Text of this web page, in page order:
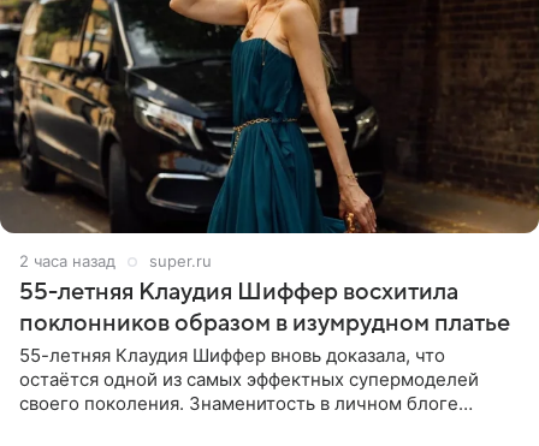
2 часа назад super.ru
55-летняя Клаудия Шиффер восхитила
поклонников образом в изумрудном платье
55-летняя Клаудия Шиффер вновь доказала, что
остаётся одной из самых эффектных супермоделей
своего поколения. Знаменитость в личном блоге